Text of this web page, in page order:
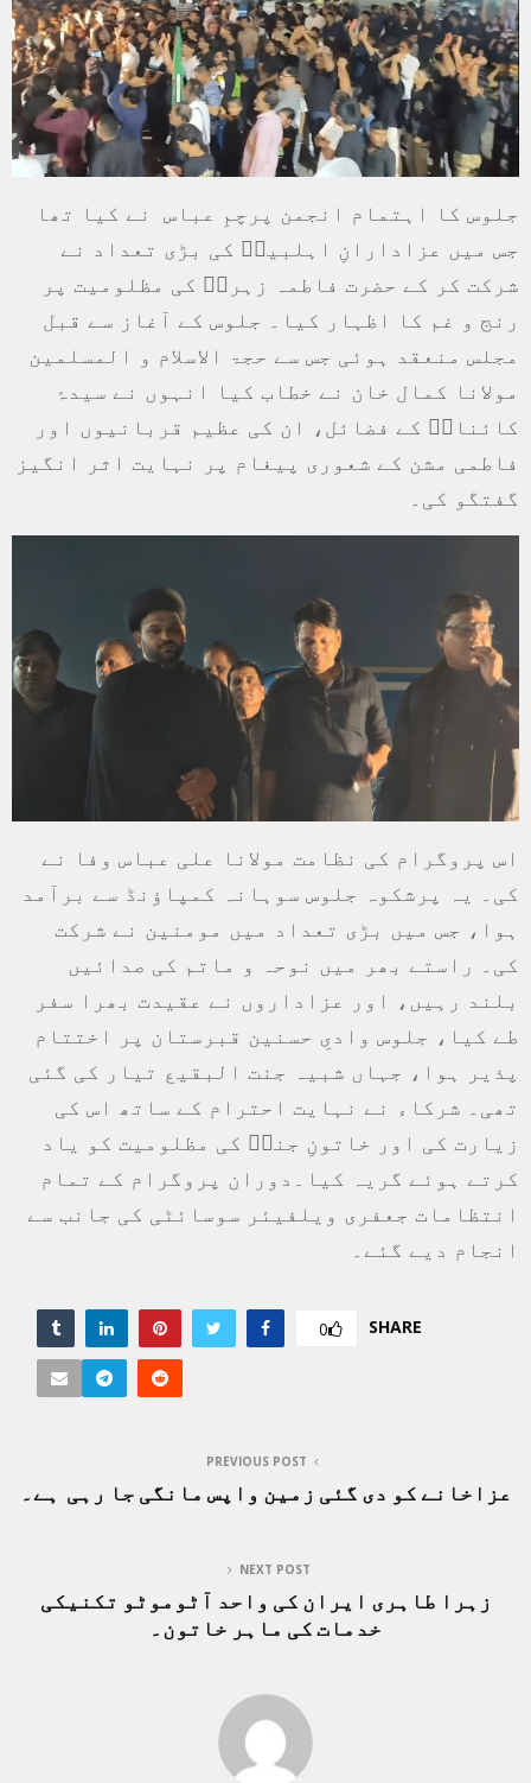
جلوس کا اہتمام انجمن پرچمِ عباس نے کیا تھا
جس میں عزادارانِ اہلبیتؑ کی بڑی تعداد نے
شرکت کر کے حضرت فاطمہ زہراؑ کی مظلومیت پر
رنج و غم کا اظہار کیا۔ جلوس کے آغاز سے قبل
مجلس منعقد ہوئی جس سے حجۃ الاسلام و المسلمین
مولانا کمال خان نے خطاب کیا انہوں نے سیدۂ
کائناتؑ کے فضائل، ان کی عظیم قربانیوں اور
فاطمی مشن کے شعوری پیغام پر نہایت اثر انگیز
گفتگو کی۔
اس پروگرام کی نظامت مولانا علی عباس وفا نے
کی۔ یہ پرشکوہ جلوس سوہانہ کمپاؤنڈ سے برآمد
ہوا، جس میں بڑی تعداد میں مومنین نے شرکت
کی۔ راستے بھر میں نوحہ و ماتم کی صدائیں
بلند رہیں، اور عزاداروں نے عقیدت بھرا سفر
طے کیا، جلوس وادیِ حسنین قبرستان پر اختتام
پذیر ہوا، جہاں شبیہ جنت البقیع تیار کی گئی
تھی۔ شرکاء نے نہایت احترام کے ساتھ اس کی
زیارت کی اور خاتونِ جنتؑ کی مظلومیت کو یاد
کرتے ہوئے گریہ کیا۔دوران پروگرام کے تمام
انتظامات جعفری ویلفیئر سوسائٹی کی جانب سے
انجام دیے گئے۔
SHARE
0
PREVIOUS POST
عزاخانے کو دی گئی زمین واپس مانگی جا رہی ہے۔
NEXT POST
زہرا طاہری ایران کی واحد آٹوموٹو تکنیکی
خدمات کی ماہر خاتون۔